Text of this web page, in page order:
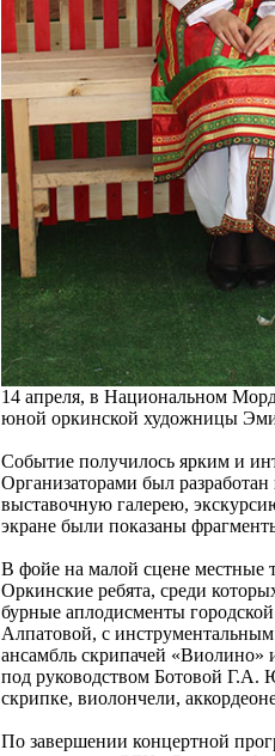
14 апреля, в Национальном
юной оркинской художницы
Событие получилось ярким и
Организаторами был
выставочную галерею,
экране были показаны
В фойе на малой сцене местные
Оркинские ребята, среди
бурные аплодисменты
Алпатовой, с
ансамбль скрипачей
под руководством Ботовой Г.А.
скрипке, виолончели,
По завершении концертной